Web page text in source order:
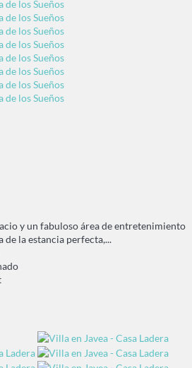
y un fabuloso área de entretenimiento
de la estancia perfecta,...